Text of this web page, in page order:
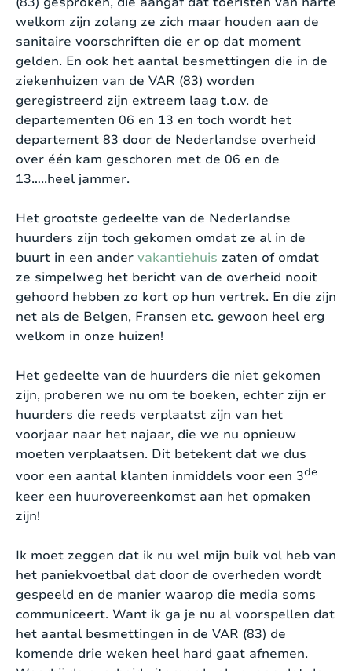
welkom zijn zolang ze zich maar houden aan de
sanitaire voorschriften die er op dat moment
gelden. En ook het aantal besmettingen die in de
ziekenhuizen van de VAR (83) worden
geregistreerd zijn extreem laag t.o.v. de
departementen 06 en 13 en toch wordt het
departement 83 door de Nederlandse overheid
over één kam geschoren met de 06 en de
13…..heel jammer.
Het grootste gedeelte van de Nederlandse
huurders zijn toch gekomen omdat ze al in de
buurt in een ander vakantiehuis zaten of omdat
ze simpelweg het bericht van de overheid nooit
gehoord hebben zo kort op hun vertrek. En die zijn
net als de Belgen, Fransen etc. gewoon heel erg
welkom in onze huizen!
Het gedeelte van de huurders die niet gekomen
zijn, proberen we nu om te boeken, echter zijn er
huurders die reeds verplaatst zijn van het
voorjaar naar het najaar, die we nu opnieuw
moeten verplaatsen. Dit betekent dat we dus
voor een aantal klanten inmiddels voor een 3de
keer een huurovereenkomst aan het opmaken
zijn!
Ik moet zeggen dat ik nu wel mijn buik vol heb van
het paniekvoetbal dat door de overheden wordt
gespeeld en de manier waarop die media soms
communiceert. Want ik ga je nu al voorspellen dat
het aantal besmettingen in de VAR (83) de
komende drie weken heel hard gaat afnemen.